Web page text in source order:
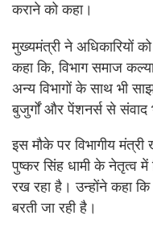
कराने को कहा।
मुख्यमंत्री ने अधिकारियों
कहा कि, विभाग समाज
अन्य विभागों के साथ भी
बुजुर्गों और पेंशनर्स से संवाद
इस मौके पर विभागीय
पुष्कर सिंह धामी के नेतृत्व
रख रहा है। उन्होंने कहा कि
बरती जा रही है।